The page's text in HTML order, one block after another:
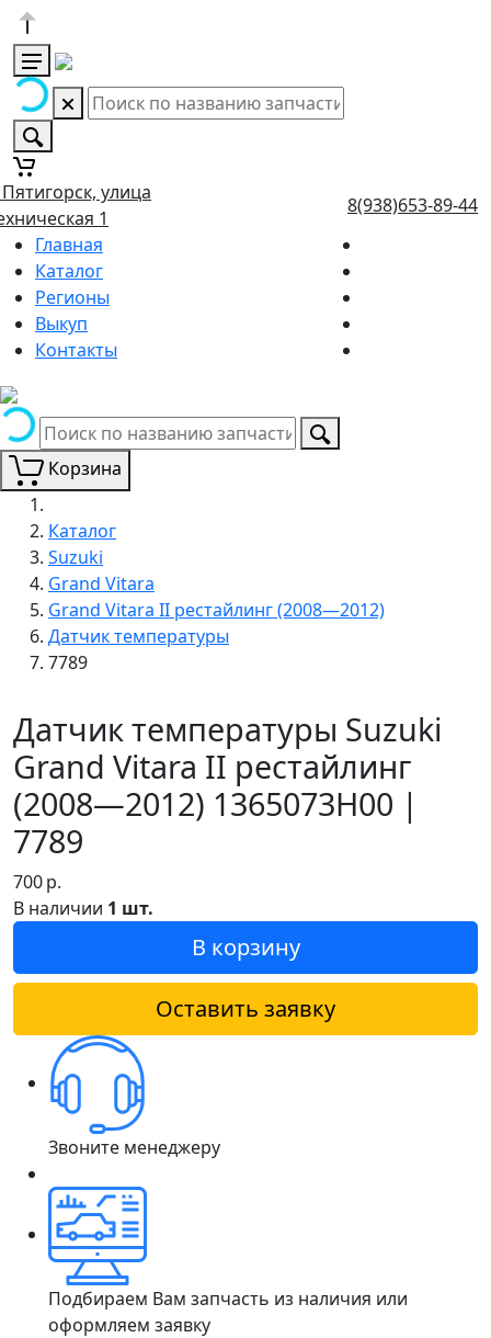
Пятигорск, улица
1
8(938)653-89-44
Главная
Каталог
Регионы
Выкуп
Контакты
Корзина
Каталог
Suzuki
Grand Vitara
Grand Vitara II рестайлинг (2008—2012)
Датчик температуры
7789
Датчик температуры Suzuki
Grand Vitara II рестайлинг
(2008—2012) 1365073H00 |
7789
700р.
В наличии 1 шт.
В корзину
Оставить заявку
Звоните менеджеру
Подбираем Вам запчасть из наличия или
оформляем заявку